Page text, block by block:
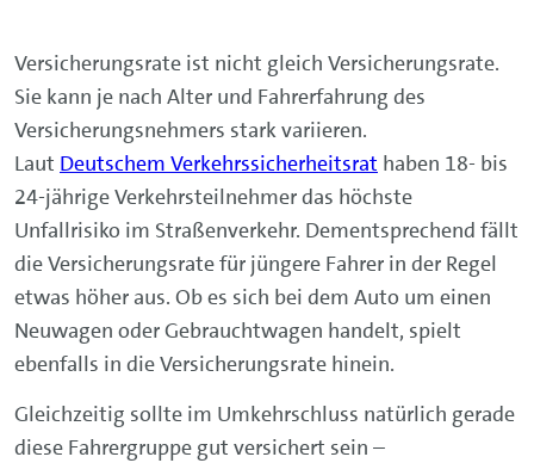
Versicherungsrate ist nicht gleich Versicherungsrate.
Sie kann je nach Alter und Fahrerfahrung des
Versicherungsnehmers stark variieren.
Laut Deutschem Verkehrssicherheitsrat haben 18- bis
24-jährige Verkehrsteilnehmer das höchste
Unfallrisiko im Straßenverkehr. Dementsprechend fällt
die Versicherungsrate für jüngere Fahrer in der Regel
etwas höher aus. Ob es sich bei dem Auto um einen
Neuwagen oder Gebrauchtwagen handelt, spielt
ebenfalls in die Versicherungsrate hinein.
Gleichzeitig sollte im Umkehrschluss natürlich gerade
diese Fahrergruppe gut versichert sein –